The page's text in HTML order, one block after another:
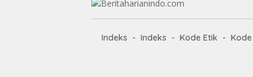
Indeks Indeks Kode Etik